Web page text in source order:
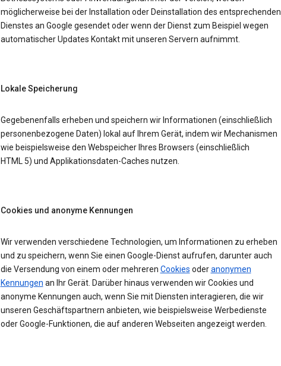
möglicherweise bei der Installation oder Deinstallation des entsprechenden
Dienstes an Google gesendet oder wenn der Dienst zum Beispiel wegen
automatischer Updates Kontakt mit unseren Servern aufnimmt.
Lokale Speicherung
Gegebenenfalls erheben und speichern wir Informationen (einschließlich
personenbezogene Daten) lokal auf Ihrem Gerät, indem wir Mechanismen
wie beispielsweise den Webspeicher Ihres Browsers (einschließlich
HTML 5) und Applikationsdaten-Caches nutzen.
Cookies und anonyme Kennungen
Wir verwenden verschiedene Technologien, um Informationen zu erheben
und zu speichern, wenn Sie einen Google-Dienst aufrufen, darunter auch
die Versendung von einem oder mehreren Cookies oderanonymen
Kennungen an Ihr Gerät. Darüber hinaus verwenden wir Cookies und
anonyme Kennungen auch, wenn Sie mit Diensten interagieren, die wir
unseren Geschäftspartnern anbieten, wie beispielsweise Werbedienste
oder Google-Funktionen, die auf anderen Webseiten angezeigt werden.